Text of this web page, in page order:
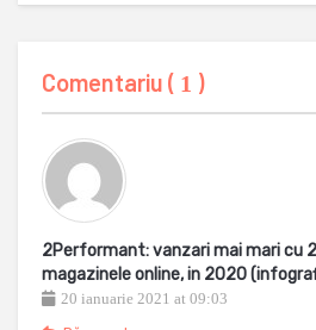
Comentariu ( 1 )
2Performant: vanzari mai mari cu
magazinele online, in 2020
20 ianuarie 2021 at 09:03